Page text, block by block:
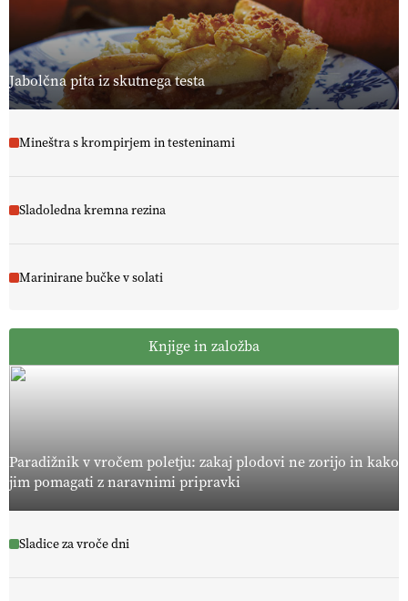
Jabolčna pita iz skutnega testa
Mineštra s krompirjem in testeninami
Sladoledna kremna rezina
Marinirane bučke v solati
Knjige in založba
Paradižnik v vročem poletju: zakaj plodovi ne zorijo in kako
jim pomagati z naravnimi pripravki
Sladice za vroče dni